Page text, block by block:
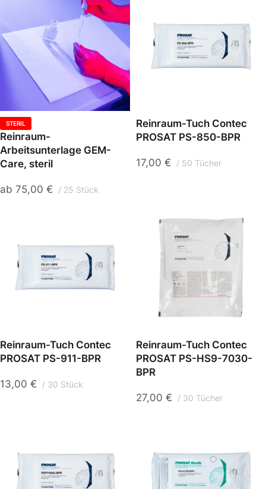
STERIL
Reinraum-
Arbeitsunterlage GEM-
Care, steril
ab 75,00 € 25 Stück
Reinraum-Tuch Contec
PROSAT PS-850-BPR
17,00 € 50 Tücher
Reinraum-Tuch Contec
PROSAT PS-911-BPR
13,00 € 30 Stück
Reinraum-Tuch Contec
PROSAT PS-HS9-7030-
BPR
27,00 € 30 Tücher